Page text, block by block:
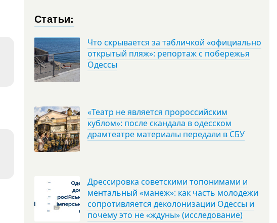
Статьи:
Что скрывается за табличкой «официально
открытый пляж»: репортаж с побережья
Одессы
«Театр не является пророссийским
кублом»: после скандала в одесском
драмтеатре материалы передали в СБУ
Дрессировка советскими топонимами и
ментальный «манеж»: как часть молодежи
сопротивляется деколонизации Одессы и
почему это не «ждуны» (исследование)